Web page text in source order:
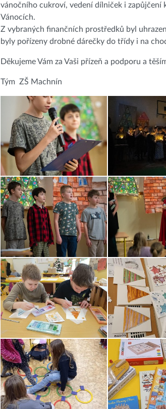
vánočního cukroví, vedení dílniček i
Vánocích.
Z vybraných finančních prostředků byl
byly pořízeny drobné dárečky do třídy i na
Děkujeme Vám za Vaši přízeň a podporu a
Tým ZŠ Machnín